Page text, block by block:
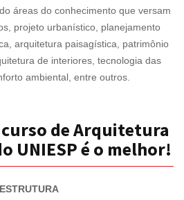
áreas do conhecimento que versam
projeto urbanístico, planejamento
arquitetura paisagística, patrimônio
de interiores, tecnologia das
ambiental, entre outros.
de Arquitetura
UNIESP é o melhor!
ESTRUTURA